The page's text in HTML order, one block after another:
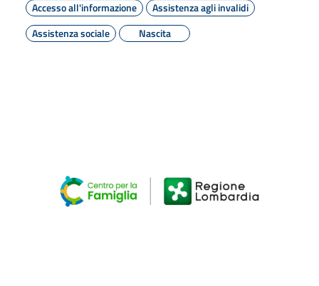
Accesso all'informazione
Assistenza agli invalidi
Assistenza sociale
Nascita